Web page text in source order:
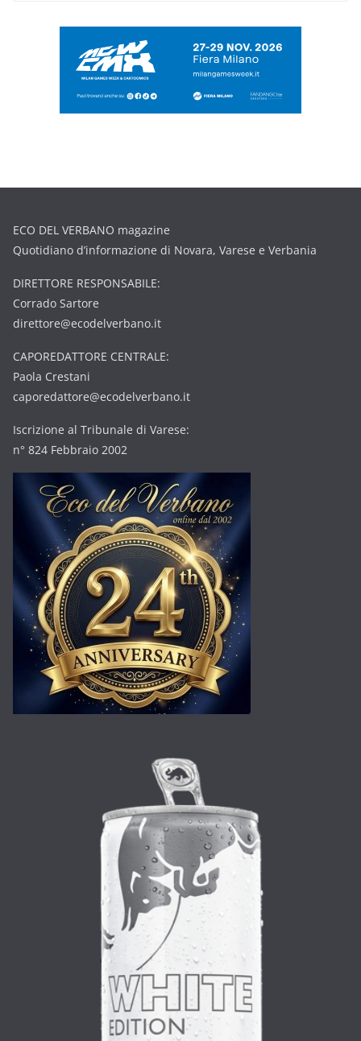
ECO DEL VERBANO magazine
Quotidiano d’informazione di Novara, Varese e Verbania
DIRETTORE RESPONSABILE:
Corrado Sartore
direttore@ecodelverbano.it
CAPOREDATTORE CENTRALE:
Paola Crestani
caporedattore@ecodelverbano.it
Iscrizione al Tribunale di Varese:
n° 824 Febbraio 2002